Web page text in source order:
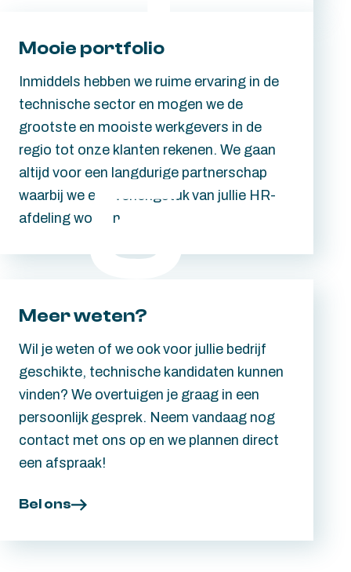
Mooie portfolio
Inmiddels hebben we ruime ervaring in de
technische sector en mogen we de
grootste en mooiste werkgevers in de
regio tot onze klanten rekenen. We gaan
altijd voor een langdurige partnerschap
waarbij we een verlengstuk van jullie HR-
afdeling worden.
Meer weten?
Wil je weten of we ook voor jullie bedrijf
geschikte, technische kandidaten kunnen
vinden? We overtuigen je graag in een
persoonlijk gesprek. Neem vandaag nog
contact met ons op en we plannen direct
een afspraak!
Bel ons